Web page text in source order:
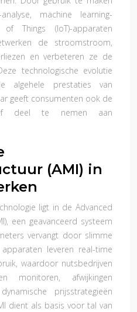
machine learning-
Things (IoT)-apparaten
de stroomstroom,
en verbeteren ze de
technologische evolutie
algehele prestaties van
geeft consumenten ook de
deel te nemen aan
(AMI) in
ligt in de Advanced
een geavanceerd systeem
vervangt door slimme
leveren real-time
waardoor nutsbedrijven
monitoren, afwijkingen
prijsstrategieën
dient als basis voor tal van